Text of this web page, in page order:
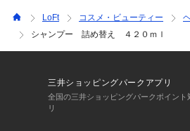
LoFt コスメ・ビューティー
シャンプー 詰め替え ４２０ｍｌ
三井ショッピングパークアプリ
全国の三井ショッピングパークポイン
リ